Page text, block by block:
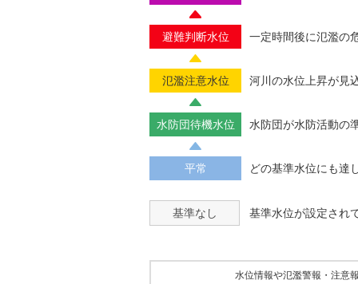
避難判断水位 一定時間後に氾濫の
氾濫注意水位 河川の水位上昇が見
水防団待機水位 水防団が水防活動の
平常 どの基準水位にも達
基準なし 基準水位が設定され
水位情報や氾濫警報・注意